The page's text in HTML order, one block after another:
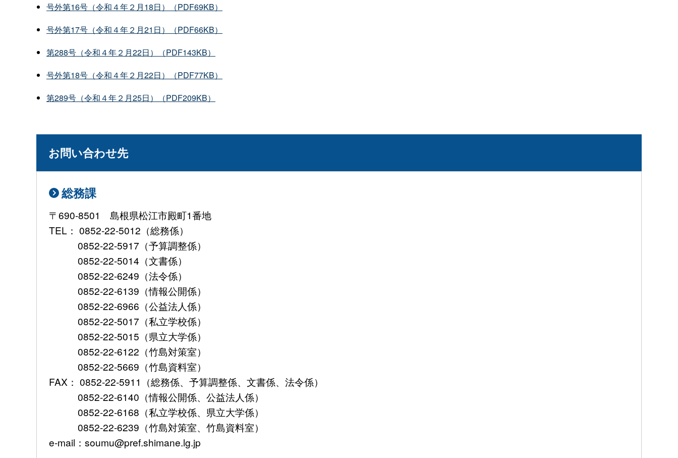
号外第16号（令和４年２月18日）（PDF69KB）
号外第17号（令和４年２月21日）（PDF66KB）
第288号（令和４年２月22日）（PDF143KB）
号外第18号（令和４年２月22日）（PDF77KB）
第289号（令和４年２月25日）（PDF209KB）
お問い合わせ先
総務課
〒690-8501 島根県松江市殿町1番地
TEL： 0852-22-5012（総務係）
0852-22-5917（予算調整係）
0852-22-5014（文書係）
0852-22-6249（法令係）
0852-22-6139（情報公開係）
0852-22-6966（公益法人係）
0852-22-5017（私立学校係）
0852-22-5015（県立大学係）
0852-22-6122（竹島対策室）
0852-22-5669（竹島資料室）
FAX： 0852-22-5911（総務係、予算調整係、文書係、法令係）
0852-22-6140（情報公開係、公益法人係）
0852-22-6168（私立学校係、県立大学係）
0852-22-6239（竹島対策室、竹島資料室）
e-mail：soumu@pref.shimane.lg.jp